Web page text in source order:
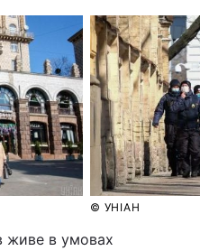
© УНІАН
живе в умовах